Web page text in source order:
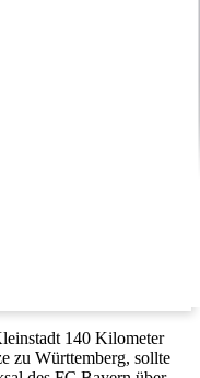
140 Kilometer
zu Württemberg, sollte